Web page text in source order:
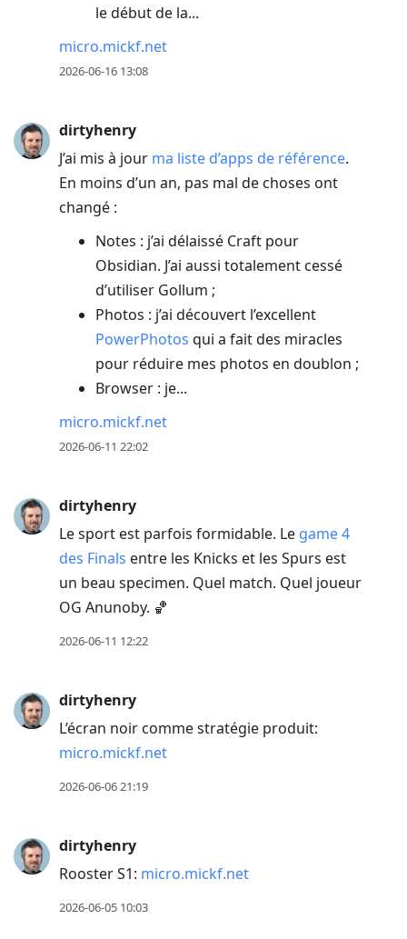
le début de la...
micro.mickf.net
2026-06-16 13:08
dirtyhenry
J’ai mis à jour ma liste d’apps de référence.
En moins d’un an, pas mal de choses ont
changé :
Notes : j’ai délaissé Craft pour
Obsidian. J’ai aussi totalement cessé
d’utiliser Gollum ;
Photos : j’ai découvert l’excellent
PowerPhotos qui a fait des miracles
pour réduire mes photos en doublon ;
Browser : je...
micro.mickf.net
2026-06-11 22:02
dirtyhenry
Le sport est parfois formidable. Le game 4
des Finals entre les Knicks et les Spurs est
un beau specimen. Quel match. Quel joueur
OG Anunoby. 🏀
2026-06-11 12:22
dirtyhenry
L’écran noir comme stratégie produit:
micro.mickf.net
2026-06-06 21:19
dirtyhenry
Rooster S1: micro.mickf.net
2026-06-05 10:03